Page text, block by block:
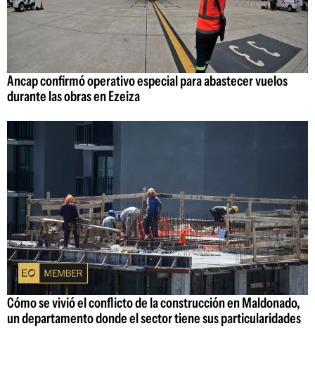
Ancap confirmó operativo especial para abastecer vuelos
durante las obras en Ezeiza
Cómo se vivió el conflicto de la construcción en Maldonado,
un departamento donde el sector tiene sus particularidades